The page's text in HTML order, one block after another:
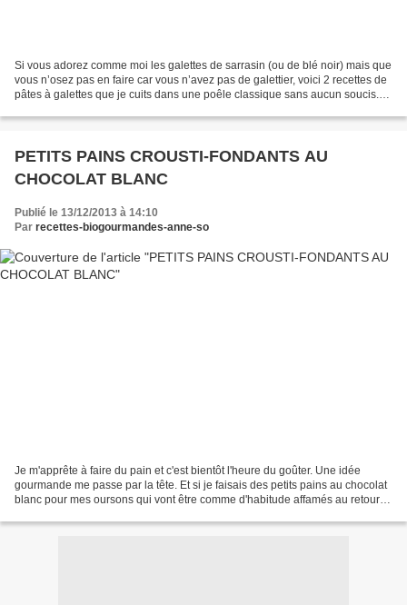
Si vous adorez comme moi les galettes de sarrasin (ou de blé noir) mais que
vous n’osez pas en faire car vous n’avez pas de galettier, voici 2 recettes de
pâtes à galettes que je cuits dans une poêle classique sans aucun soucis.
PETITS PAINS CROUSTI-FONDANTS AU
CHOCOLAT BLANC
Publié le 13/12/2013 à 14:10
Par recettes-biogourmandes-anne-so
Je m'apprête à faire du pain et c'est bientôt l'heure du goûter. Une idée
gourmande me passe par la tête. Et si je faisais des petits pains au chocolat
blanc pour mes oursons qui vont être comme d'habitude affamés au retour